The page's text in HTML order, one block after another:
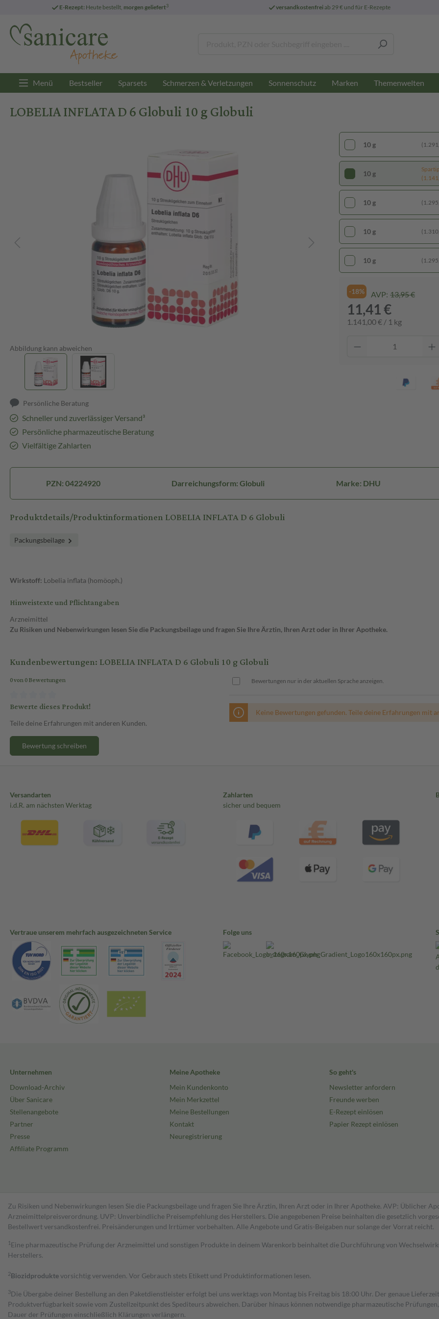
E-Rezept: Heute bestellt, morgen geliefert3 versandkostenfreiab 29 € und für E-Rezepte
Menü Bestseller Sparsets Schmerzen & Verletzungen Sonnenschutz Marken Themenwelten
LOBELIA INFLATA D 6 Globuli 10 g Globuli
Abbildung kann abweichen
Persönliche Beratung
Schneller und zuverlässiger Versand³
Persönliche pharmazeutische Beratung
Vielfältige Zahlarten
10 g
10 g
10 g
10 g
10 g
-18% AVP: 13,95 €
11,41 €
1.141,00 € / 1 kg
PZN: 04224920 Darreichungsform: Globuli Marke: DHU
Produktdetails/Produktinformationen LOBELIA INFLATA D 6 Globuli
Packungsbeilage
Wirkstoff: Lobelia inflata (homöoph.)
Hinweistexte und Pflichtangaben
Arzneimittel
Zu Risiken und Nebenwirkungen lesen Sie die Packungsbeilage und fragen Sie Ihre Ärztin, Ihren Arzt oder in Ihrer Apotheke.
Kundenbewertungen: LOBELIA INFLATA D 6 Globuli 10 g Globuli
0 von 0 Bewertungen
Bewerte dieses Produkt!
Teile deine Erfahrungen mit anderen Kunden.
Bewertung schreiben
Bewertungen nur in der aktuellen Sprache anzeigen.
Keine Bewertungen gefunden. Teile deine Erfahrungen mit
Versandarten
i.d.R. am nächsten Werktag
Zahlarten
sicher und bequem
Vertraue unserem mehrfach ausgezeichneten Service Folge uns
Unternehmen
Download-Archiv
Über Sanicare
Stellenangebote
Partner
Presse
Affiliate Programm
Meine Apotheke
Mein Kundenkonto
Mein Merkzettel
Meine Bestellungen
Kontakt
Neuregistrierung
So geht's
Newsletter anfordern
Freunde werben
E-Rezept einlösen
Papier Rezept einlösen
Zu Risiken und Nebenwirkungen lesen Sie die Packungsbeilage und fragen Sie Ihre Ärztin, Ihren Arzt oder in Ihrer Apotheke. AVP: Üblicher
Arzneimittelpreisverordnung. UVP: Unverbindliche Preisempfehlung des Herstellers. Die angegebenen Preise beinhalten die gesetzlich
Bestell­wert versand­kosten­frei. Preisänderungen und Irrtümer vorbehalten. Alle Angebote und Gratis-Beigaben nur solange der Vorrat reicht.
1 Eine pharmazeutische Prüfung der Arzneimittel und sonstigen Produkte in deinem Warenkorb beinhaltet die Durchführung von
Herstellers.
2Biozidproduktevorsichtig verwenden. Vor Gebrauch stets Etikett und Produktinformationen lesen.
3Die Übergabe deiner Bestellung an den Paketdienstleister erfolgt bei uns werktags von Montag bis Freitag bis 18:00 Uhr. Der genaue
Produktverfügbarkeit sowie vom Zustellzeitpunkt des Spediteurs abweichen. Darüber hinaus können notwendige pharmazeutische
Dauer der Prüfungen einschließlich Klärungen verlängern.